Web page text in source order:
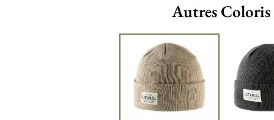
Autres Coloris